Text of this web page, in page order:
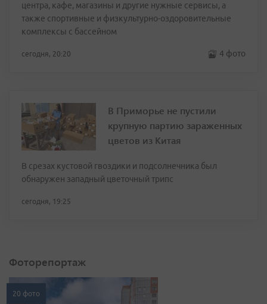
центра, кафе, магазины и другие нужные сервисы, а
также спортивные и физкультурно-оздоровительные
комплексы с бассейном
сегодня, 20:20 4 фото
В Приморье не пустили
крупную партию зараженных
цветов из Китая
В срезах кустовой гвоздики и подсолнечника был
обнаружен западный цветочный трипс
сегодня, 19:25
Фоторепортаж
20 фото